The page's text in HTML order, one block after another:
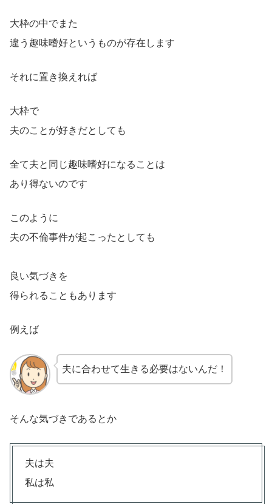
大枠の中でまた
違う趣味嗜好というものが存在します
それに置き換えれば
大枠で
夫のことが好きだとしても
全て夫と同じ趣味嗜好になることは
あり得ないのです
このように
夫の不倫事件が起こったとしても
良い気づきを
得られることもあります
例えば
夫に合わせて生きる必要はないんだ！
そんな気づきであるとか
夫は夫
私は私